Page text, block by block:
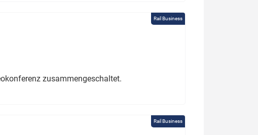
Rail Business
zusammengeschaltet.
Rail Business